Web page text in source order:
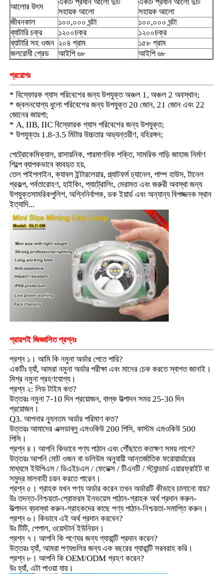
চার্জার র্যাক
ভূগর্ভস্থ খনির বেল্ট
গরম বিক্রয় পণ্য
LED সতর্কতা আলো
পোর্টেবল এনার্জি স্টোরেজ পাওয়ার সাপ্লাই
এলইডি হাই বে লাইট
আলোর উৎস
সহায়ক আলো
সহায়ক আলো
জীবনকাল
১০০,০০০ ঘন্টা
১০০,০০০ ঘন্টা
ব্যাটারি চক্র
১২০০চক্র
১২০০চক্র
ব্যাটারি সহ ওজন ২০৪ গ্রাম
১৫৮ গ্রাম
জলরোধী গ্রেড
আইপি ৬৮ আইপি ৬৮
প্রয়োগঃ
* বিস্ফোরক গ্যাস পরিবেশের জন্য উপযুক্ত অঞ্চল 1, অঞ্চল 2 অবস্থান;
* জ্বলনযোগ্য ধুলো পরিবেশের জন্য উপযুক্ত 20 জোন, 21 জোন এবং 22
জোনের জায়গা;
* A, IIB, IIC বিস্ফোরক গ্যাস পরিবেশের জন্য উপযুক্ত;
* উপযুক্তঃ 1.8-3.5 মিটার উচ্চতার অভ্যন্তরীণ, বহিরঙ্গন;
পেট্রোকেমিক্যাল, রাসায়নিক, পারমাণবিক শক্তি, সামরিক গাড়ি জাহাজ নির্মাণ
শিল্পে ব্যাপকভাবে ব্যবহৃত হয়,
তেল পাইপলাইন, ক্যাবল ইন্টারলেয়ার, প্ল্যাটফর্ম চ্যানেল, পাম্প হাউস, টানেল
প্রকল্প, পর্বতারোহণ, হাইকিং, প্যাট্রোলিং, মেরামত এবং জরুরী অবস্থা জন্য
উপযুক্তসামরিকপুলিশ, অগ্নিনির্বাপক, ডক ইয়ার্ড এবং অন্যান্য বিপজ্জনক স্থান
ইত্যাদি...
প্রায়শই জিজ্ঞাসিত প্রশ্নঃ
প্রশ্ন ১। আমি কি নমুনা অর্ডার পেতে পারি?
একটিঃ হ্যাঁ, আমরা নমুনা অর্ডার পরীক্ষা এবং মানের চেক করতে স্বাগত জানাই।
মিশ্র নমুনা গ্রহণযোগ্য।
প্রশ্ন ২: লিড টাইম কত?
উত্তরঃ নমুনা 7-10 দিন প্রয়োজন, বাল্ক উত্পাদন সময় 25-30 দিন
প্রয়োজন।
Q3. আপনার ন্যূনতম অর্ডার পরিমাণ কত?
উত্তরঃ আমাদের এক্সডাব্লু এমওকিউ 200 পিসি, কাস্টম এমওকিউ 500
পিসি।
প্রশ্ন ৪। আপনি কিভাবে পণ্য পাঠান এবং পৌঁছাতে কতক্ষণ সময় লাগে?
উত্তরঃ আপনি মোট ওজন বা ভলিউম অনুযায়ী আন্তর্জাতিক ফরোয়ার্ডারের
মাধ্যমে ইউপিএস / ডিএইচএল / ফেডেক্স / টিএনটি / স্ট্যান্ডার্ড এয়ারফ্রাইট বা
সমুদ্র মালবাহী চয়ন করতে পারেন।
প্রশ্ন ৫। গ্রাহক যখন পণ্য অর্ডার করেন তখন অর্ডারটি কীভাবে চালানো যায়?
উঃ তদন্ত-নিশ্চয়তা-প্রোফরম ইনভয়েস পাঠান-গ্রাহক অর্থ প্রদান করুন-
উত্পাদন ব্যবস্থা করুন-গ্রাহকদের কাছে পণ্য পাঠান-নিশ্চয়তা-সমাপ্তি করুন।
প্রশ্ন ৬। কিভাবে এই অর্থ প্রদান করবেন?
উঃ টিটি, পেপাল, ওয়েস্টার্ন ইউনিয়ন।
প্রশ্ন ৭। আপনি কি পণ্যের জন্য গ্যারান্টি প্রদান করেন?
উত্তরঃ হ্যাঁ, আমরা পণ্যগুলির জন্য এক বছরের গ্যারান্টি সরবরাহ করি।
প্রশ্ন ৮। আপনি কি OEM/ODM গ্রহণ করেন?
উঃ হ্যাঁ, এটা পাওয়া যায়।